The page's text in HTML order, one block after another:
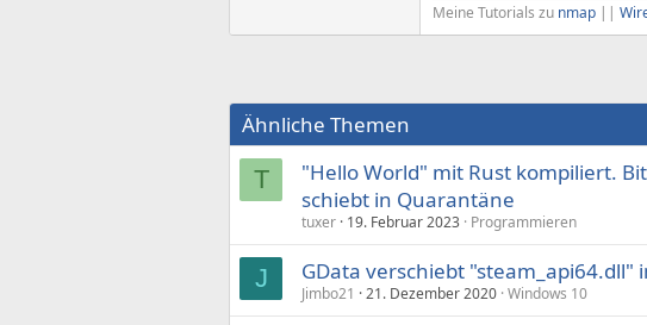
Meine Tutorials zu nmap ||
Ähnliche Themen
T
"Hello World" mit Rust kompiliert.
schiebt in Quarantäne
tuxer 19. Februar 2023 Programmieren
J GData verschiebt "steam_api64.dll"
Jimbo21 21. Dezember 2020 Windows 10